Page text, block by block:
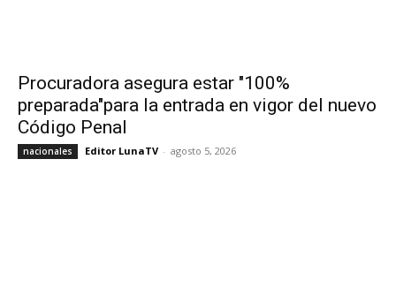
Procuradora asegura estar "100%
preparada"para la entrada en vigor del nuevo
Código Penal
nacionales Editor LunaTV - agosto 5, 2026